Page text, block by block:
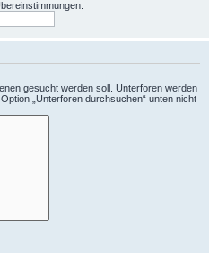
gesucht werden soll. Unterforen werden
„Unterforen durchsuchen“ unten nicht